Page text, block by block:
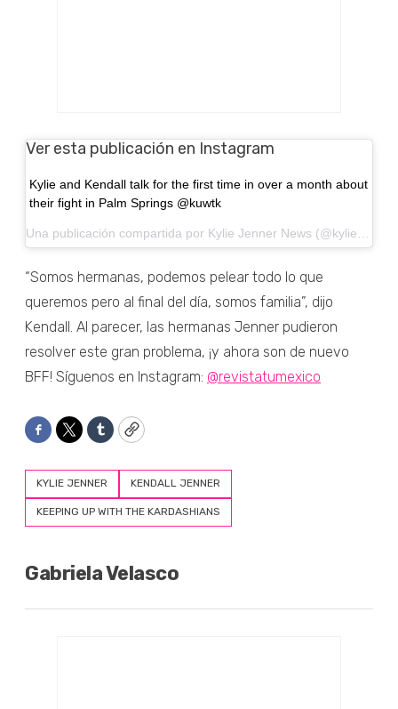
Ver esta publicación en Instagram
Kylie and Kendall talk for the first time in over a month about
their fight in Palm Springs @kuwtk
Una publicación compartida por Kylie Jenner News (@kyliesnapchat) el
“Somos hermanas, podemos pelear todo lo que
queremos pero al final del día, somos familia”, dijo
Kendall. Al parecer, las hermanas Jenner pudieron
resolver este gran problema, ¡y ahora son de nuevo
BFF! Síguenos en Instagram: @revistatumexico
Facebook
TwitterTumblrCopy
KYLIE JENNER KENDALL JENNER
KEEPING UP WITH THE KARDASHIANS
Gabriela Velasco